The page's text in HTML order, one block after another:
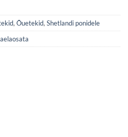
, Õuetekid, Shetlandi ponidele